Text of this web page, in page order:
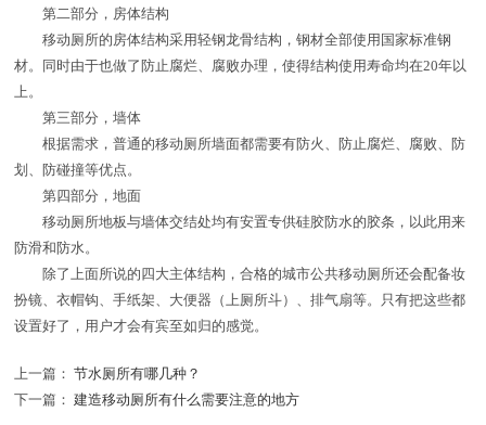
第二部分，房体结构
移动厕所的房体结构采用轻钢龙骨结构，钢材全部使用国家标准钢
材。同时由于也做了防止腐烂、腐败办理，使得结构使用寿命均在20年以
上。
第三部分，墙体
根据需求，普通的移动厕所墙面都需要有防火、防止腐烂、腐败、防
划、防碰撞等优点。
第四部分，地面
移动厕所地板与墙体交结处均有安置专供硅胶防水的胶条，以此用来
防滑和防水。
除了上面所说的四大主体结构，合格的城市公共移动厕所还会配备妆
扮镜、衣帽钩、手纸架、大便器（上厕所斗）、排气扇等。只有把这些都
设置好了，用户才会有宾至如归的感觉。
上一篇： 节水厕所有哪几种？
下一篇： 建造移动厕所有什么需要注意的地方